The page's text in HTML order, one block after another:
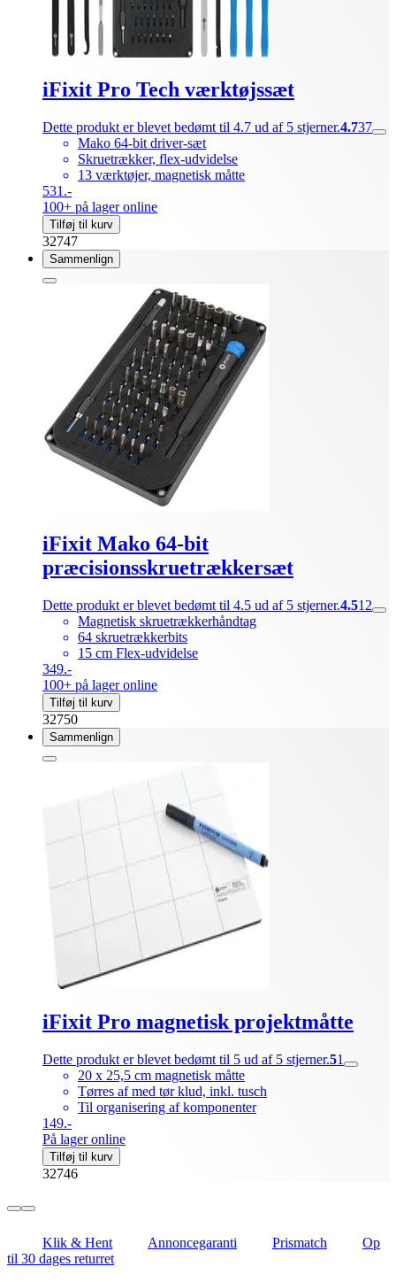
iFixit Pro Tech værktøjssæt
Dette produkt er blevet bedømt til 4.7 ud af 5 stjerner.4.737
Mako 64-bit driver-sæt
Skruetrækker, flex-udvidelse
13 værktøjer, magnetisk måtte
531.-
100+ på lager online
Tilføj til kurv
32747
Sammenlign
iFixit Mako 64-bit
præcisionsskruetrækkersæt
Dette produkt er blevet bedømt til 4.5 ud af 5 stjerner.4.512
Magnetisk skruetrækkerhåndtag
64 skruetrækkerbits
15 cm Flex-udvidelse
349.-
100+ på lager online
Tilføj til kurv
32750
Sammenlign
iFixit Pro magnetisk projektmåtte
Dette produkt er blevet bedømt til 5 ud af 5 stjerner.51
20 x 25,5 cm magnetisk måtte
Tørres af med tør klud, inkl. tusch
Til organisering af komponenter
149.-
På lager online
Tilføj til kurv
32746
Klik & Hent Annoncegaranti Prismatch
Op
til 30 dages returret